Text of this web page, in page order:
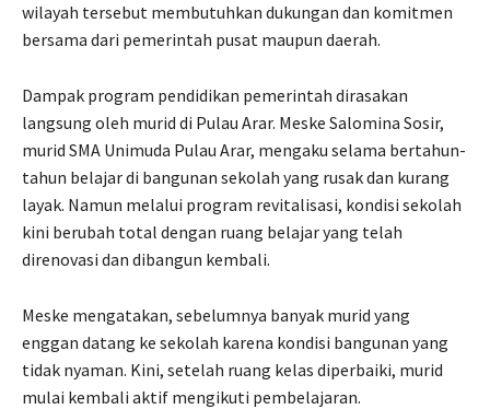
wilayah tersebut membutuhkan dukungan dan komitmen
bersama dari pemerintah pusat maupun daerah.
Dampak program pendidikan pemerintah dirasakan
langsung oleh murid di Pulau Arar. Meske Salomina Sosir,
murid SMA Unimuda Pulau Arar, mengaku selama bertahun-
tahun belajar di bangunan sekolah yang rusak dan kurang
layak. Namun melalui program revitalisasi, kondisi sekolah
kini berubah total dengan ruang belajar yang telah
direnovasi dan dibangun kembali.
Meske mengatakan, sebelumnya banyak murid yang
enggan datang ke sekolah karena kondisi bangunan yang
tidak nyaman. Kini, setelah ruang kelas diperbaiki, murid
mulai kembali aktif mengikuti pembelajaran.